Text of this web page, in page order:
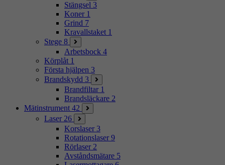
Stängsel 3
Koner 1
Grind 7
Kravallstaket 1
Stege 8
Arbetsbock 4
Körplåt 1
Första hjälpen 3
Brandskydd 3
Brandfiltar 1
Brandsläckare 2
Mätinstrument 42
Laser 26
Korslaser 3
Rotationslaser 9
Rörlaser 2
Avståndsmätare 5